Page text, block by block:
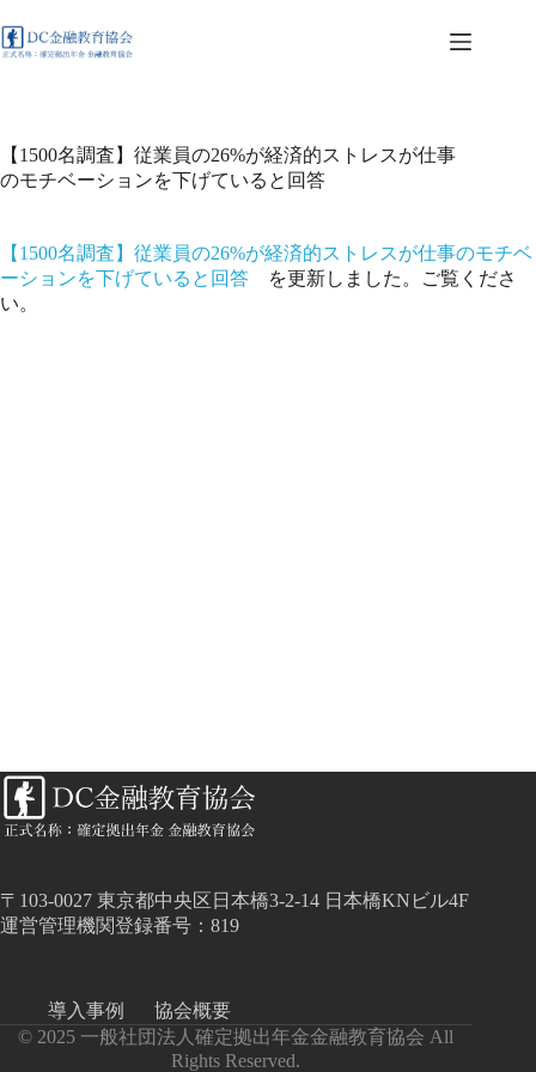
ン
テ
ス
キ
【1500名調査】従業員の26%が経済的ストレスが仕事
のモチベーションを下げていると回答
【1500名調査】従業員の26%が経済的ストレスが仕事のモチベ
ーションを下げていると回答 を更新しました。ご覧くださ
い。
〒103-0027 東京都中央区日本橋3-2-14 日本橋KNビル4F
運営管理機関登録番号：819
導入事例
協会概要
© 2025 一般社団法人確定拠出年金金融教育協会 All
Rights Reserved.